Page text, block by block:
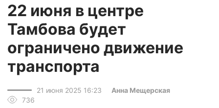
22 июня в центре
Тамбова будет
ограничено движение
транспорта
21 июня 2025 16:23
Анна Мещерская
736